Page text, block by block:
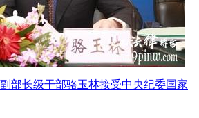
部长级干部骆玉林接受中央纪委国家